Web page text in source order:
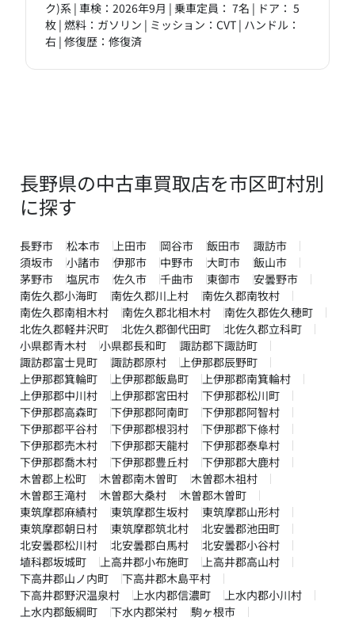
ク)系 | 車検：2026年9月 | 乗車定員： 7名 | ドア： 5
枚 | 燃料：ガソリン | ミッション：CVT | ハンドル：
右 | 修復歴：修復済
長野県の中古車買取店を市区町村別
に探す
長野市 松本市 上田市 岡谷市 飯田市
諏訪市
須坂市
小諸市 伊那市 中野市 大町市
飯山市
茅野市
塩尻市 佐久市 千曲市 東御市
安曇野市
南佐久郡小海町
南佐久郡川上村
南佐久郡南牧村
南佐久郡南相木村
南佐久郡北相木村
南佐久郡佐久穂町
北佐久郡軽井沢町
北佐久郡御代田町
北佐久郡立科町
小県郡青木村
小県郡長和町
諏訪郡下諏訪町
諏訪郡富士見町
諏訪郡原村
上伊那郡辰野町
上伊那郡箕輪町
上伊那郡飯島町
上伊那郡南箕輪村
上伊那郡中川村
上伊那郡宮田村
下伊那郡松川町
下伊那郡高森町
下伊那郡阿南町
下伊那郡阿智村
下伊那郡平谷村
下伊那郡根羽村
下伊那郡下條村
下伊那郡売木村
下伊那郡天龍村
下伊那郡泰阜村
下伊那郡喬木村
下伊那郡豊丘村
下伊那郡大鹿村
木曽郡上松町
木曽郡南木曽町
木曽郡木祖村
木曽郡王滝村
木曽郡大桑村
木曽郡木曽町
東筑摩郡麻績村
東筑摩郡生坂村
東筑摩郡山形村
東筑摩郡朝日村
東筑摩郡筑北村
北安曇郡池田町
北安曇郡松川村
北安曇郡白馬村
北安曇郡小谷村
埴科郡坂城町
上高井郡小布施町
上高井郡高山村
下高井郡山ノ内町
下高井郡木島平村
下高井郡野沢温泉村
上水内郡信濃町
上水内郡小川村
上水内郡飯綱町
下水内郡栄村 駒ヶ根市